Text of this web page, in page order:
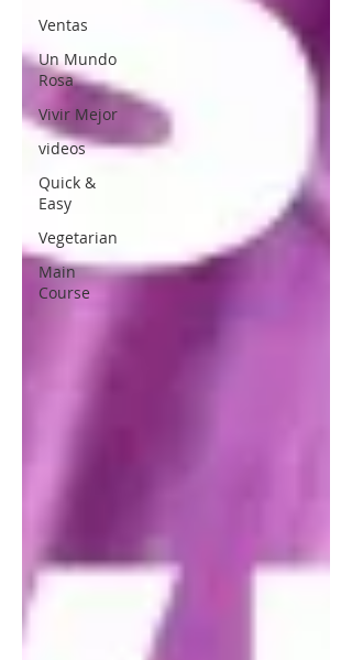
Ventas
Un Mundo
Rosa
Vivir Mejor
videos
Quick &
Easy
Vegetarian
Main
Course